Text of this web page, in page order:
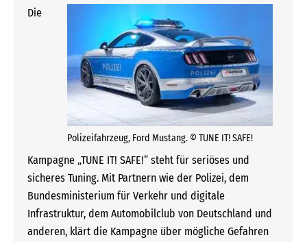
Polizeifahrzeug, Ford Mustang. © TUNE IT! SAFE!
Die
Kampagne „TUNE IT! SAFE!“ steht für seriöses und
sicheres Tuning. Mit Partnern wie der Polizei, dem
Bundesministerium für Verkehr und digitale
Infrastruktur, dem Automobilclub von Deutschland und
anderen, klärt die Kampagne über mögliche Gefahren